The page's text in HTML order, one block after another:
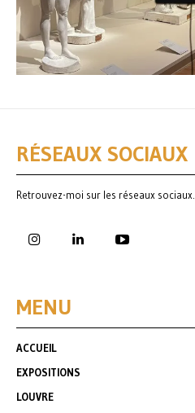
RÉSEAUX SOCIAUX
Retrouvez-moi sur les réseaux sociaux.
MENU
ACCUEIL
EXPOSITIONS
LOUVRE